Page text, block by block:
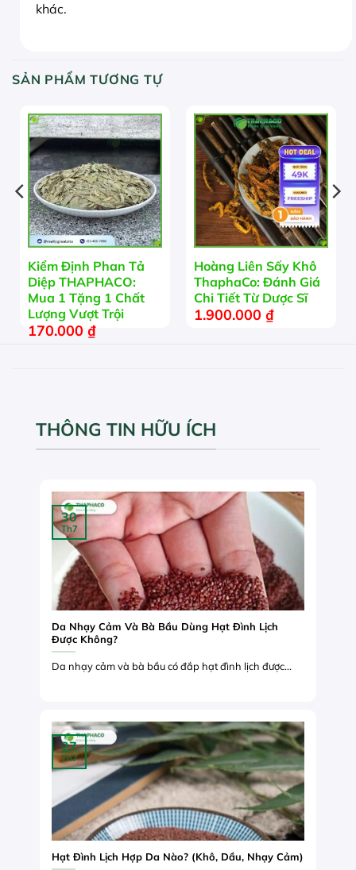
khác.
SẢN PHẨM TƯƠNG TỰ
Kiểm Định Phan Tả
Diệp THAPHACO:
Mua 1 Tặng 1 Chất
Lượng Vượt Trội
170.000 ₫
Hoàng Liên Sấy Khô
ThaphaCo: Đánh Giá
Chi Tiết Từ Dược Sĩ
1.900.000 ₫
THÔNG TIN HỮU ÍCH
Da Nhạy Cảm Và Bà Bầu Dùng Hạt Đình Lịch
Được Không?
Da nhạy cảm và bà bầu có đắp hạt đình lịch được...
30
Th7
Hạt Đình Lịch Hợp Da Nào? (Khô, Dầu, Nhạy Cảm)
27
Th7